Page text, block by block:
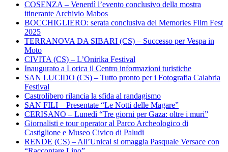
COSENZA – Venerdì l’evento conclusivo della mostra
itinerante Archivio Mabos
BOCCHIGLIERO: serata conclusiva del Memories Film Fest
2025
TERRANOVA DA SIBARI (CS) – Successo per Vespa in
Moto
CIVITA (CS) – L’Onirika Festival
Inaugurato a Lorica il Centro informazioni turistiche
SAN LUCIDO (CS) – Tutto pronto per i Fotografia Calabria
Festival
Castrolibero rilancia la sfida al randagismo
SAN FILI – Presentate “Le Notti delle Magare”
CERISANO – Lunedì “Tre giorni per Gaza: oltre i muri”
Giornalisti e tour operator al Parco Archeologico di
Castiglione e Museo Civico di Paludi
RENDE (CS) – All’Unical si omaggia Pasquale Versace con